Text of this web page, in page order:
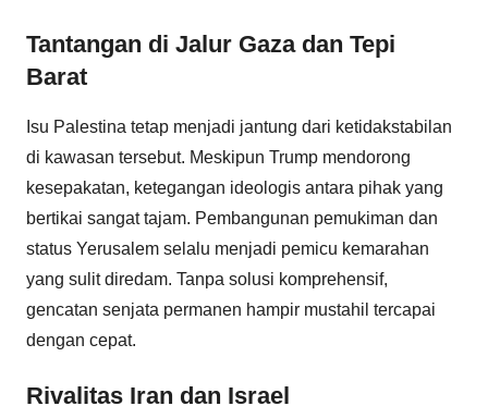
Tantangan di Jalur Gaza dan Tepi
Barat
Isu Palestina tetap menjadi jantung dari ketidakstabilan
di kawasan tersebut. Meskipun Trump mendorong
kesepakatan, ketegangan ideologis antara pihak yang
bertikai sangat tajam. Pembangunan pemukiman dan
status Yerusalem selalu menjadi pemicu kemarahan
yang sulit diredam. Tanpa solusi komprehensif,
gencatan senjata permanen hampir mustahil tercapai
dengan cepat.
Rivalitas Iran dan Israel